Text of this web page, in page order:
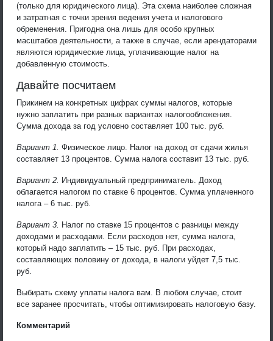
(только для юридического лица). Эта схема наиболее сложная
и затратная с точки зрения ведения учета и налогового
обременения. Пригодна она лишь для особо крупных
масштабов деятельности, а также в случае, если арендаторами
являются юридические лица, уплачивающие налог на
добавленную стоимость.
Давайте посчитаем
Прикинем на конкретных цифрах суммы налогов, которые
нужно заплатить при разных вариантах налогообложения.
Сумма дохода за год условно составляет 100 тыс. руб.
Вариант 1. Физическое лицо. Налог на доход от сдачи жилья
составляет 13 процентов. Сумма налога составит 13 тыс. руб.
Вариант 2. Индивидуальный предприниматель. Доход
облагается налогом по ставке 6 процентов. Сумма уплаченного
налога – 6 тыс. руб.
Вариант 3. Налог по ставке 15 процентов с разницы между
доходами и расходами. Если расходов нет, сумма налога,
который надо заплатить – 15 тыс. руб. При расходах,
составляющих половину от дохода, в налоги уйдет 7,5 тыс.
руб.
Выбирать схему уплаты налога вам. В любом случае, стоит
все заранее просчитать, чтобы оптимизировать налоговую базу.
Комментарий